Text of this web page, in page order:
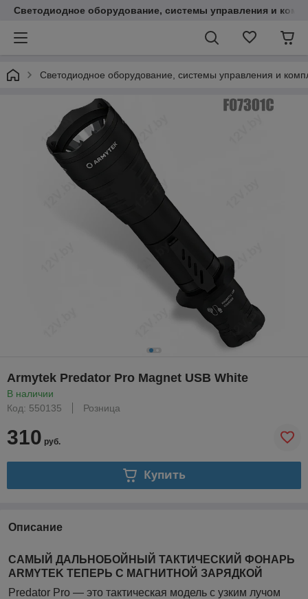
Светодиодное оборудование, системы управления и
Светодиодное оборудование, системы управления и
Armytek Predator Pro Magnet USB White
В наличии
Код: 550135
Розница
310 руб.
Купить
Описание
CАМЫЙ ДАЛЬНОБОЙНЫЙ ТАКТИЧЕСКИЙ ФОНАРЬ
ARMYTEK ТЕПЕРЬ С МАГНИТНОЙ ЗАРЯДКОЙ
Predator Pro — это тактическая модель с узким лучом